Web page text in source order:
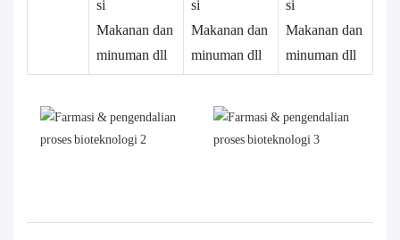
si
Makanan dan
minuman dll
si
Makanan dan
minuman dll
si
Makanan dan
minuman dll